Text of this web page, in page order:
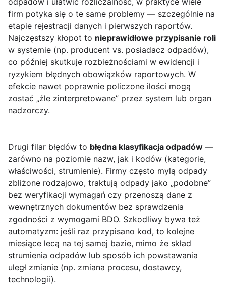
firm potyka się o te same problemy — szczególnie na
etapie rejestracji danych i pierwszych raportów.
Najczęstszy kłopot to nieprawidłowe przypisanie roli
w systemie (np. producent vs. posiadacz odpadów),
co później skutkuje rozbieżnościami w ewidencji i
ryzykiem błędnych obowiązków raportowych. W
efekcie nawet poprawnie policzone ilości mogą
zostać „źle zinterpretowane” przez system lub organ
nadzorczy.
Drugi filar błędów to błędna klasyfikacja odpadów —
zarówno na poziomie nazw, jak i kodów (kategorie,
właściwości, strumienie). Firmy często mylą odpady
zbliżone rodzajowo, traktują odpady jako „podobne”
bez weryfikacji wymagań czy przenoszą dane z
wewnętrznych dokumentów bez sprawdzenia
zgodności z wymogami BDO. Szkodliwy bywa też
automatyzm: jeśli raz przypisano kod, to kolejne
miesiące lecą na tej samej bazie, mimo że skład
strumienia odpadów lub sposób ich powstawania
uległ zmianie (np. zmiana procesu, dostawcy,
technologii).